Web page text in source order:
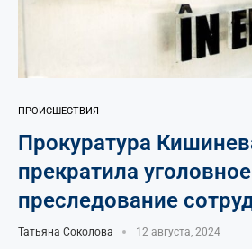
ПРОИСШЕСТВИЯ
Прокуратура
прекратила уголовное
преследование
Татьяна Соколова 12 августа, 2024